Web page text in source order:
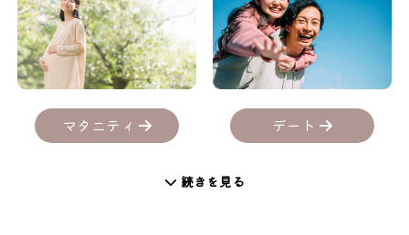
マタニティ デート
続きを見る